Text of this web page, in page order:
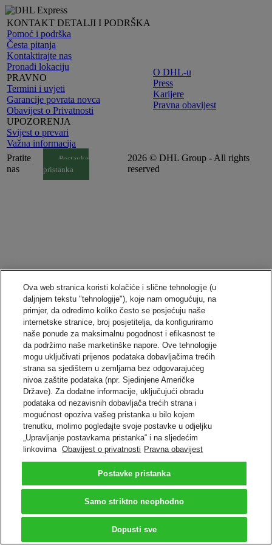
KONTAKT DETALJI I PODRŠKA
Pomoć i podrška
Česta pitanja
Kontaktirajte nas
Pronađi lokaciju
PRAVNO
Termini i uvjeti
Garancije povrata novca
Obavijest o Privatnosti
UPOZORENJA
Svijest o prevari
Važna informacija
O DHL-u
Press
Karijere
Pravna obavijest
Pratite
nas
Postavke
pristanka
2026 © DHL Group - All rights
reserved
Ova web stranica koristi kolačiće i slične tehnologije (u
daljnjem tekstu "tehnologije"), koje nam omogućuju, na
primjer, da odredimo koliko često se posjećuju naše
internetske stranice, broj posjetitelja, da konfiguriramo
naše ponude za maksimalnu pogodnost i efikasnost te
da podržimo naše marketinške napore. Ove tehnologije
mogu uključivati prijenos podataka dobavljačima trećih
strana sa sjedištem u zemljama bez odgovarajućeg
nivoa zaštite podataka (npr. Sjedinjene Američke
Države). Za dodatne informacije, uključujući obradu
podataka od nezavisnih dobavljača trećih strana i
mogućnost opoziva vašeg pristanka u bilo kojem
trenutku, molimo pogledajte svoje postavke u odjeljku
„Upravljanje postavkama pristanka“ i na sljedećim
linkovima Obavijest o privatnosti Pravna obavijest
Postavke pristanka
Samo striktno neophodno
Dopusti sve